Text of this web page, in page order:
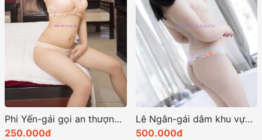
Phi Yến-gái gọi an thượng ngọt ngào tình cảm
250.000đ
Lê Ngân-gái dâm khu vực hải châu đà nẵng là em
500.000đ